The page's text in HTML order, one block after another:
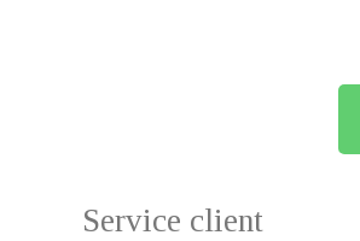
Service client